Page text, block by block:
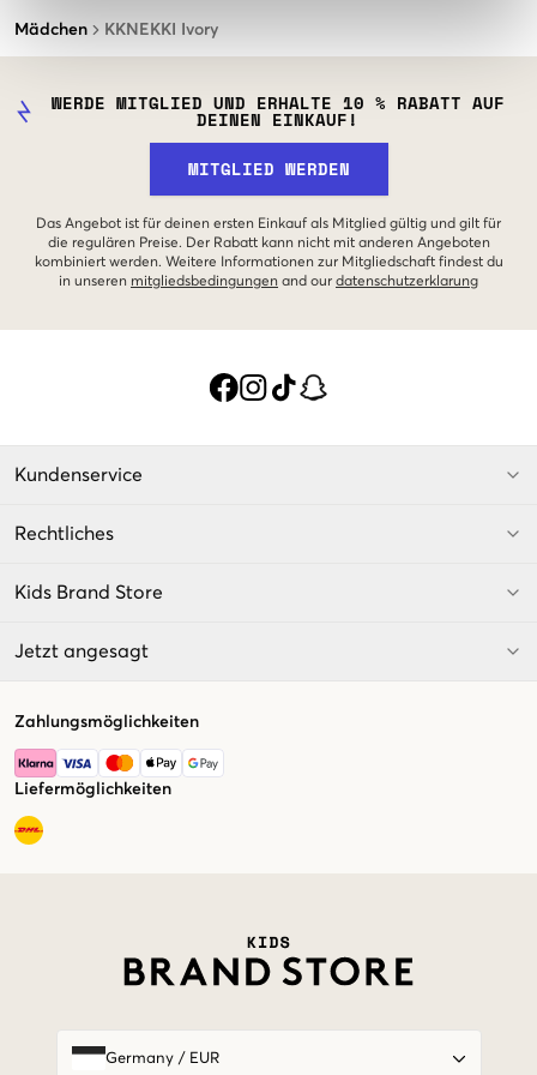
Mädchen KKNEKKI Ivory
WERDE MITGLIED UND ERHALTE 10 % RABATT AUF
DEINEN EINKAUF!
MITGLIED WERDEN
Das Angebot ist für deinen ersten Einkauf als Mitglied gültig und gilt für
die regulären Preise. Der Rabatt kann nicht mit anderen Angeboten
kombiniert werden. Weitere Informationen zur Mitgliedschaft findest du
in unseren mitgliedsbedingungen and our datenschutzerklarung
Kundenservice
Rechtliches
Kids Brand Store
Jetzt angesagt
Zahlungsmöglichkeiten
Liefermöglichkeiten
Germany/ EUR